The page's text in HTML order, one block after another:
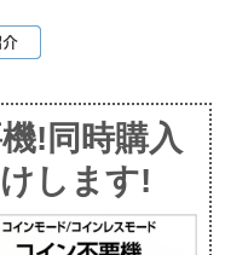
!同時購入
します!